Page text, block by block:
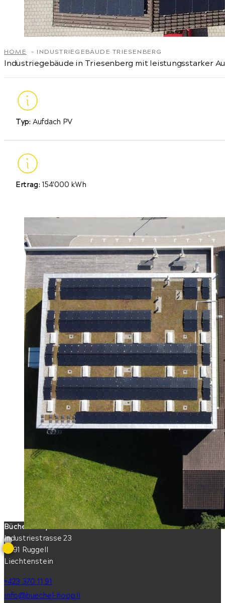
HOME INDUSTRIEGEBÄUDE TRIESENBERG
Industriegebäude in Triesenberg mit leistungsstarker
Typ: Aufdach PV
Ertrag: 154'000 kWh
Büchel-Hoop Photovoltaik AG
Industriestrasse 23
9491 Ruggell
Liechtenstein
+423 370 11 91
info@buechel-hoop.li